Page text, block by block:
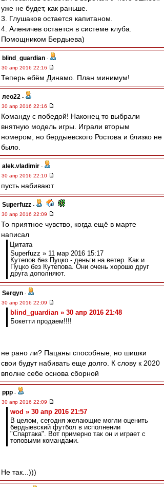
уже не будет, как раньше.
3. Глушаков остается капитаном.
4. Аленичев остается в системе клуба.
Помощником Бердыева)
blind_guardian -
30 апр 2016 22:16
Теперь ебём Динамо. План минимум!
лео22 -
30 апр 2016 22:16
Команду с победой! Наконец то выбрали
внятную модель игры. Играли вторым
номером, но бердыевского Ростова и близко не
было.
alek.vladimir -
30 апр 2016 22:10
пусть набивают
Superfuzz -
30 апр 2016 22:09
То приятное чувство, когда ещё в марте
написал
Цитата
Superfuzz » 11 мар 2016 15:17
Кутепов без Пуцко - деньги на ветер. Как и
Пуцко без Кутепова. Они очень хорошо друг
друга дополняют.
Sergyn -
30 апр 2016 22:09
blind_guardian » 30 апр 2016 21:48
Бокетти продаем!!!!
не рано ли? Пацаны способные, но шишки
свои будут набивать еще долго. К слову к 2020
вполне себе основа сборной
ppp -
30 апр 2016 22:09
wod » 30 апр 2016 21:57
В целом, сегодня желающие могли оценить
бердыевский футбол в исполнении
"Спартака". Вот примерно так он и играет с
топовыми командами.
Не так...)))